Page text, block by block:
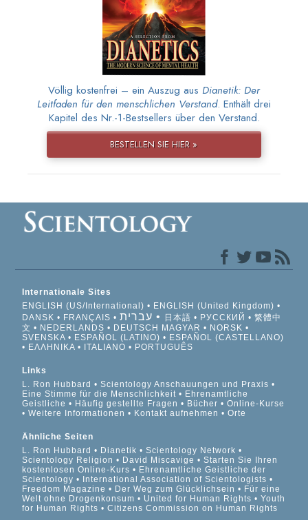
Völlig kostenfrei – ein Auszug aus Dianetik: Der
Leitfaden für den menschlichen Verstand. Enthält drei
Kapitel des Nr.-1-Bestsellers über den Verstand.
BESTELLEN SIE HIER »
Internationale Sites
ENGLISH (US/International)
ENGLISH (United Kingdom)
DANSK
FRANÇAIS עברית 日本語 РУССКИЙ
繁體中
文
NEDERLANDS DEUTSCH MAGYAR
NORSK
SVENSKA
ESPAÑOL (LATINO)
ESPAÑOL (CASTELLANO)
ΕΛΛΗΝΙΚA
ITALIANO PORTUGUÊS
Links
L. Ron Hubbard
Scientology Anschauungen und Praxis
Eine Stimme für die Menschlichkeit
Ehrenamtliche
Geistliche
Häufig gestellte Fragen Bücher
Online-Kurse
Weitere Informationen
Kontakt aufnehmen Orte
Ähnliche Seiten
L. Ron Hubbard
Dianetik
Scientology Network
Scientology Religion
David Miscavige
Starten Sie Ihren
kostenlosen Online-Kurs
Ehrenamtliche Geistliche der
Scientology
International Association of Scientologists
Freedom Magazine
Der Weg zum Glücklichsein
Für eine
Welt ohne Drogenkonsum
United for Human Rights
Youth
for Human Rights
Citizens Commission on Human Rights